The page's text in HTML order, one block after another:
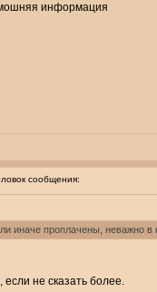
информация
сообщения:
иначе проплачены, неважно
не сказать более.